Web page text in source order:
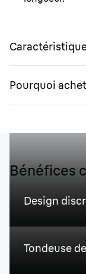
Pourquoi
Bénéfices
Design
Tondeuse